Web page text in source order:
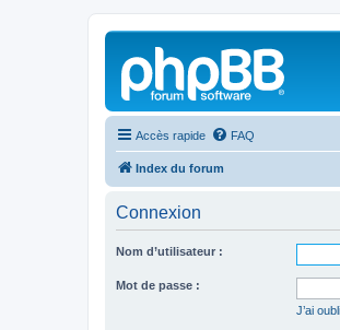
Accès rapide FAQ
Index du forum
Connexion
Nom d’utilisateur :
Mot de passe :
J’ai